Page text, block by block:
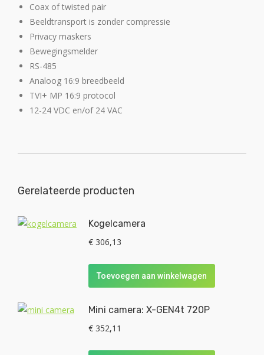
Coax of twisted pair
Beeldtransport is zonder compressie
Privacy maskers
Bewegingsmelder
RS-485
Analoog 16:9 breedbeeld
TVI+ MP 16:9 protocol
12-24 VDC en/of 24 VAC
Gerelateerde producten
Kogelcamera
€ 306,13
Toevoegen aan winkelwagen
Mini camera: X-GEN4t 720P
€ 352,11